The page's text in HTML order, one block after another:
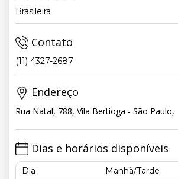
Brasileira
Contato
(11) 4327-2687
Endereço
Rua Natal, 788, Vila Bertioga - São Paulo,
Dias e horários disponíveis
Dia Manhã/Tarde